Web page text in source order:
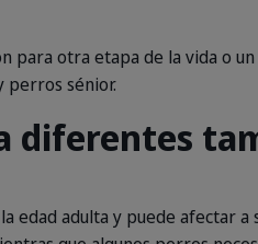
para otra etapa de la vida o
perros sénior.
diferentes
adulta y puede afectar a